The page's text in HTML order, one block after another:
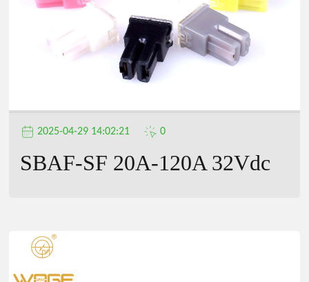
司
2025-04-29 14:02:21 0
SBAF-SF 20A-120A 32Vdc